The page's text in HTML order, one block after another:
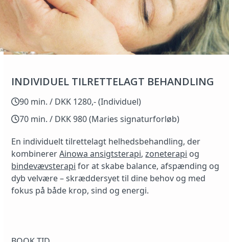
INDIVIDUEL TILRETTELAGT BEHANDLING
90 min. / DKK 1280,- (Individuel)
70 min. / DKK 980 (Maries signaturforløb)
En individuelt tilrettelagt helhedsbehandling, der
kombinererAinowa ansigtsterapi,zoneterapi og
bindevævsterapi for at skabe balance, afspænding og
dyb velvære – skræddersyet til dine behov og med
fokus på både krop, sind og energi.